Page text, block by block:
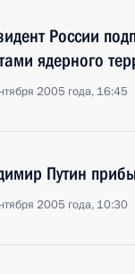
России
ядерного
2005 года, 16:45
Путин
2005 года, 10:30